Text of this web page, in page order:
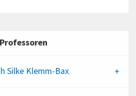
Silke Klemm-Bax